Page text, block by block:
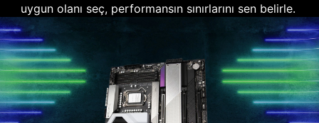
uygun olanı seç, performansın sınırlarını sen belirle.